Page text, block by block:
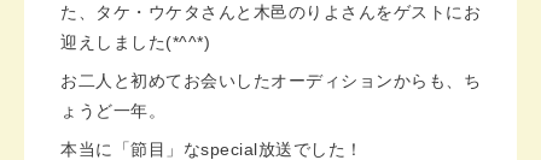
た、タケ・ウケタさんと木邑のりよさんをゲストにお
迎えしました(*^^*)
お二人と初めてお会いしたオーディションからも、ち
ょうど一年。
本当に「節目」なspecial放送でした！